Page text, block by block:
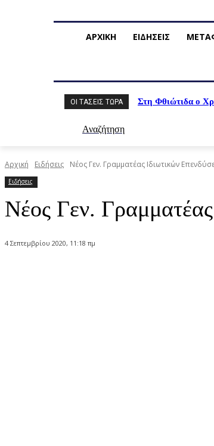
ΑΡΧΙΚΗ ΕΙΔΗΣΕΙΣ
ΟΙ ΤΆΣΕΙΣ ΤΏΡΑ Στη Φθιώτιδα ο
Αναζήτηση
Αρχική Ειδήσεις Νέος Γεν. Γραμματέας Ιδιωτικών
Ειδήσεις
Νέος Γεν.
4 Σεπτεμβρίου 2020, 11:18 πμ